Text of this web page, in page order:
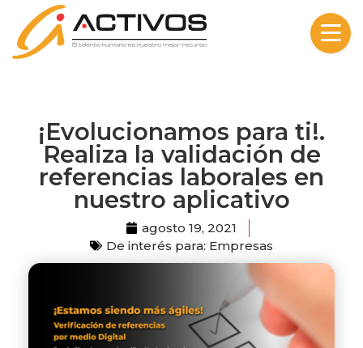
Skip to content
¡Evolucionamos para ti!.
Realiza la validación de
referencias laborales en
nuestro aplicativo
agosto 19, 2021
De interés para: Empresas